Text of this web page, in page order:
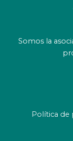
Somos la
Política de